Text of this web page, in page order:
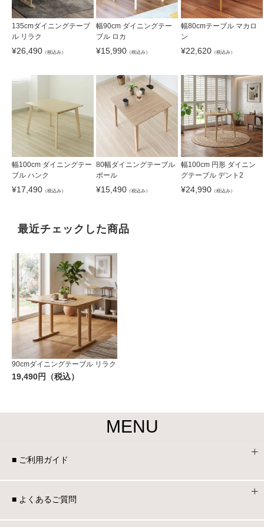
135cmダイニングテーブ
ル リラク
¥26,490 （税込み）
幅90cm ダイニングテー
ブル ロカ
¥15,990 （税込み）
幅80cmテーブル マカロ
ン
¥22,620（税込み）
幅100cm ダイニングテー
ブル ハンク
¥17,490 （税込み）
80幅ダイニングテーブル
ポール
¥15,490 （税込み）
幅100cm 円形 ダイニン
グテーブル デント2
¥24,990（税込み）
最近チェックした商品
90cmダイニングテーブル リラク
19,490円（税込）
MENU
■ ご利用ガイド
■ よくあるご質問